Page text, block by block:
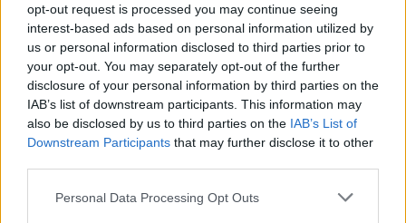
opt-out request is processed you may continue seeing
interest-based ads based on personal information utilized by
us or personal information disclosed to third parties prior to
your opt-out. You may separately opt-out of the further
disclosure of your personal information by third parties on the
IAB’s list of downstream participants. This information may
also be disclosed by us to third parties on the IAB’s List of
Downstream Participants that may further disclose it to other
Personal Data Processing Opt Outs
9 Αυγούστου 2026 08:35
Τα ζώδια της Κυριακής 9 Αυγούστου
9 Αυγούστου 2026 08:22
ΜΑΤΙΕΣ ΣΤΟ ΠΑΡΕΛΘΟΝ ΠΟΛΙΤΙΚΗ
Έλληνες πρωθυπουργοί που
«έφυγαν» πάμφτωχοι
8 Αυγούστου 2026 19:33